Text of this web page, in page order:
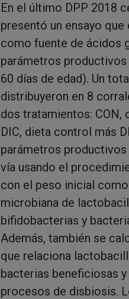
En el último DPP 2018
presentó un ensayo
como fuente de ácidos
parámetros productivos
60 días de edad). Un
distribuyeron en 8
dos tratamientos:
DIC, dieta control más
parámetros productivos
vía usando el
con el peso inicial
microbiana de
bifidobacterias y
Además, también se
que relaciona
bacterias beneficiosas
procesos de disbiosis.